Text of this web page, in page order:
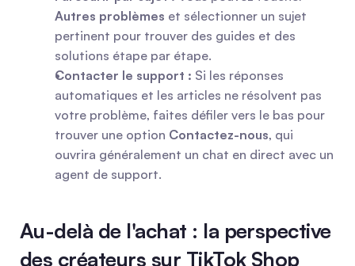
Autres problèmes et sélectionner un sujet
pertinent pour trouver des guides et des
solutions étape par étape.
Contacter le support : Si les réponses
automatiques et les articles ne résolvent pas
votre problème, faites défiler vers le bas pour
trouver une option Contactez-nous, qui
ouvrira généralement un chat en direct avec un
agent de support.
Au-delà de l'achat : la perspective
des créateurs sur TikTok Shop